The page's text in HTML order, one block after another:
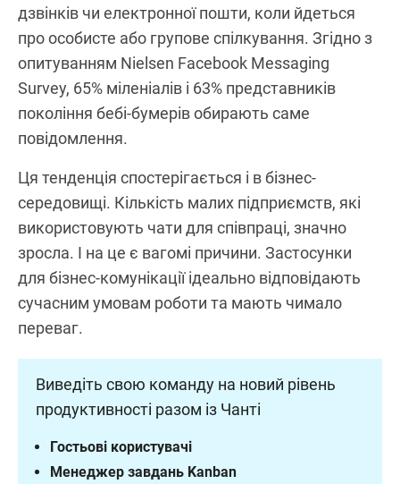
дзвінків чи електронної пошти, коли йдеться
про особисте або групове спілкування. Згідно з
опитуванням Nielsen Facebook Messaging
Survey, 65% міленіалів і 63% представників
покоління бебі-бумерів обирають саме
повідомлення.
Ця тенденція спостерігається і в бізнес-
середовищі. Кількість малих підприємств, які
використовують чати для співпраці, значно
зросла. І на це є вагомі причини. Застосунки
для бізнес-комунікації ідеально відповідають
сучасним умовам роботи та мають чимало
переваг.
Виведіть свою команду на новий рівень
продуктивності разом із Чанті
Менеджер завдань Kanban
Гостьові користувачі